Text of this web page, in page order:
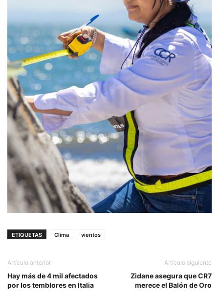
ETIQUETAS Clima vientos
Artículo anterior
Hay más de 4 mil afectados
por los temblores en Italia
Artículo siguiente
Zidane asegura que CR7
merece el Balón de Oro